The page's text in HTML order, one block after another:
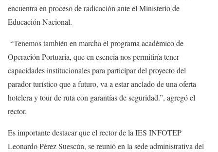
encuentra en proceso de radicación ante el Ministerio de
Educación Nacional.
“Tenemos también en marcha el programa académico de
Operación Portuaria, que en esencia nos permitiría tener
capacidades institucionales para participar del proyecto del
parador turístico que a futuro, va a estar anclado de una oferta
hotelera y tour de ruta con garantías de seguridad.”, agregó el
rector.
Es importante destacar que el rector de la IES INFOTEP
Leonardo Pérez Suescún, se reunió en la sede administrativa del